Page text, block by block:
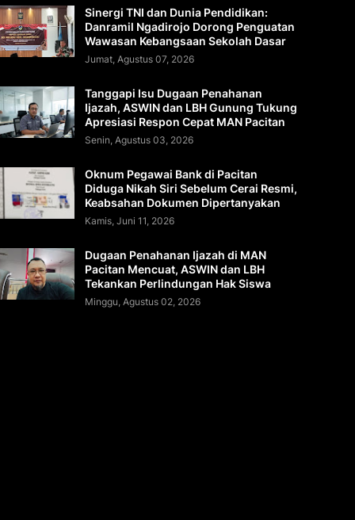
Sinergi TNI dan Dunia Pendidikan:
Danramil Ngadirojo Dorong Penguatan
Wawasan Kebangsaan Sekolah Dasar
Jumat, Agustus 07, 2026
Tanggapi Isu Dugaan Penahanan
Ijazah, ASWIN dan LBH Gunung Tukung
Apresiasi Respon Cepat MAN Pacitan
Senin, Agustus 03, 2026
Oknum Pegawai Bank di Pacitan
Diduga Nikah Siri Sebelum Cerai Resmi,
Keabsahan Dokumen Dipertanyakan
Kamis, Juni 11, 2026
Dugaan Penahanan Ijazah di MAN
Pacitan Mencuat, ASWIN dan LBH
Tekankan Perlindungan Hak Siswa
Minggu, Agustus 02, 2026